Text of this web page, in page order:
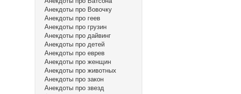
Анекдоты про Вовочку
Анекдоты про геев
Анекдоты про грузин
Анекдоты про дайвинг
Анекдоты про детей
Анекдоты про еврев
Анекдоты про женщин
Анекдоты про животных
Анекдоты про закон
Анекдоты про звезд